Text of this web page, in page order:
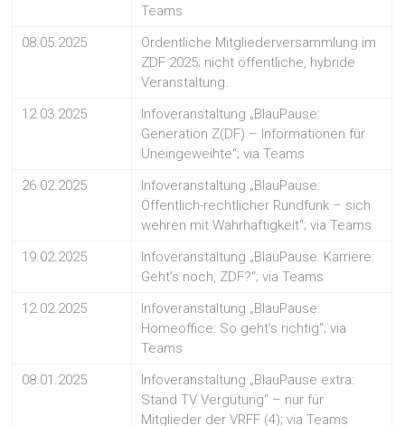
Teams
08.05.2025
Ordentliche Mitgliederversammlung im
ZDF 2025; nicht öffentliche, hybride
Veranstaltung.
12.03.2025
Infoveranstaltung „BlauPause:
Generation Z(DF) – Informationen für
Uneingeweihte“; via Teams
26.02.2025
Infoveranstaltung „BlauPause:
Öffentlich-rechtlicher Rundfunk – sich
wehren mit Wahrhaftigkeit“; via Teams
19.02.2025
Infoveranstaltung „BlauPause: Karriere:
Geht’s noch, ZDF?“; via Teams
12.02.2025
Infoveranstaltung „BlauPause:
Homeoffice: So geht’s richtig“; via
Teams
08.01.2025
Infoveranstaltung „BlauPause extra:
Stand TV Vergütung“ – nur für
Mitglieder der VRFF (4); via Teams